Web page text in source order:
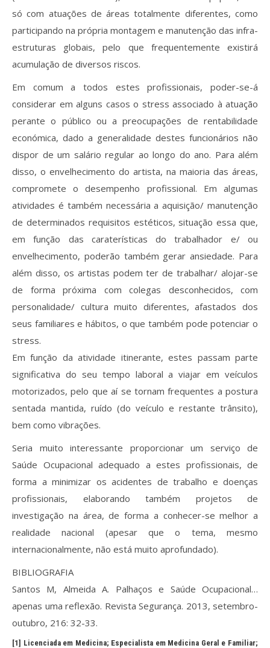
só com atuações de áreas totalmente diferentes, como
participando na própria montagem e manutenção das infra-
estruturas globais, pelo que frequentemente existirá
acumulação de diversos riscos.
Em comum a todos estes profissionais, poder-se-á
considerar em alguns casos o stress associado à atuação
perante o público ou a preocupações de rentabilidade
económica, dado a generalidade destes funcionários não
dispor de um salário regular ao longo do ano. Para além
disso, o envelhecimento do artista, na maioria das áreas,
compromete o desempenho profissional. Em algumas
atividades é também necessária a aquisição/ manutenção
de determinados requisitos estéticos, situação essa que,
em função das caraterísticas do trabalhador e/ ou
envelhecimento, poderão também gerar ansiedade. Para
além disso, os artistas podem ter de trabalhar/ alojar-se
de forma próxima com colegas desconhecidos, com
personalidade/ cultura muito diferentes, afastados dos
seus familiares e hábitos, o que também pode potenciar o
stress.
Em função da atividade itinerante, estes passam parte
significativa do seu tempo laboral a viajar em veículos
motorizados, pelo que aí se tornam frequentes a postura
sentada mantida, ruído (do veículo e restante trânsito),
bem como vibrações.
Seria muito interessante proporcionar um serviço de
Saúde Ocupacional adequado a estes profissionais, de
forma a minimizar os acidentes de trabalho e doenças
profissionais, elaborando também projetos de
investigação na área, de forma a conhecer-se melhor a
realidade nacional (apesar que o tema, mesmo
internacionalmente, não está muito aprofundado).
BIBLIOGRAFIA
Santos M, Almeida A. Palhaços e Saúde Ocupacional…
apenas uma reflexão. Revista Segurança. 2013, setembro-
outubro, 216: 32-33.
[1] Licenciada em Medicina; Especialista em Medicina Geral e Familiar;